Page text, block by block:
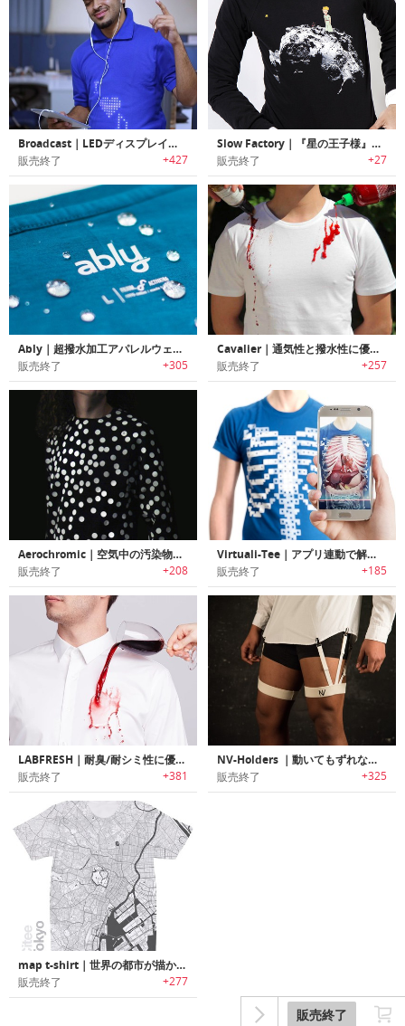
販売終了
Broadcast｜LEDディスプレイ内蔵Tシャツ「ブロードキャスト」
販売終了 +427
Slow Factory｜『星の王子様』セーター
販売終了 +27
Ably｜超撥水加工アパレルウェア「エーブリー」
販売終了 +305
Cavalier｜通気性と撥水性に優れたTシャツ「キャバリア」
販売終了 +257
Aerochromic｜空気中の汚染物質を感知し色が変わるシャツ「エアロクロミック」
販売終了 +208
Virtuali-Tee｜アプリ連動で解剖学を学習可能なTシャツ「バーチャリティー」
販売終了 +185
LABFRESH｜耐臭/耐シミ性に優れシワが付きにくいスマートコットンシャツ「ラブフレッシュ」
販売終了 +381
NV-Holders ｜動いてもずれないタックイン用ホルダーシステム「NVホルダー」
販売終了 +325
map t-shirt｜世界の都市が描かれたTシャツ「マップティーシャツ」
販売終了 +277